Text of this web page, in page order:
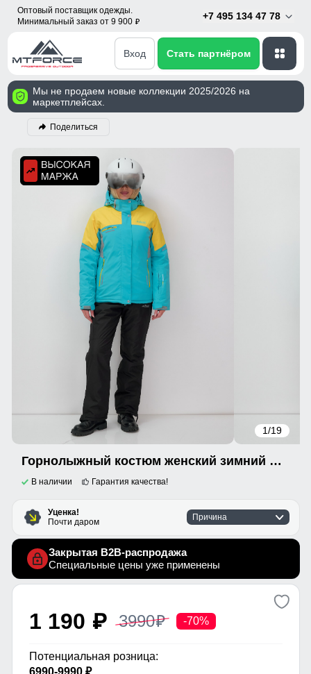
Оптовый поставщик одежды.
Минимальный заказ от 9 900 p
+7 495 134 47 78
Вход Стать партнёром
Мы не продаем новые коллекции 2025/2026 на
маркетплейсах.
Поделиться
1/19
Горнолыжный костюм женский зимний УЦЕНКА бирюзового цвета 02810Br
В наличии Гарантия качества!
Уценка!
Почти даром
Причина
Закрытая B2B-распродажа
Специальные цены уже применены
1 190 p 3990p -70%
Потенциальная розница: